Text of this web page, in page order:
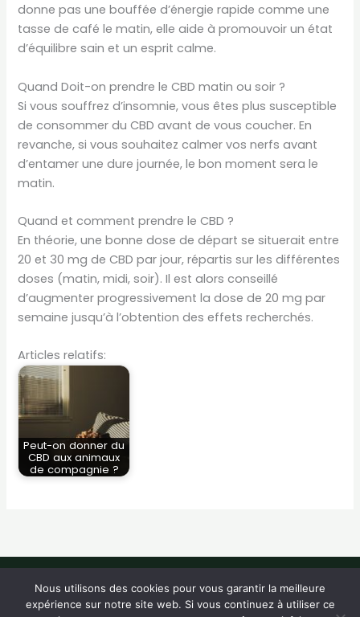
donne pas une bouffée d’énergie rapide comme une
tasse de café le matin, elle aide à promouvoir un état
d’équilibre sain et un esprit calme.
Quand Doit-on prendre le CBD matin ou soir ?
Si vous souffrez d’insomnie, vous êtes plus susceptible
de consommer du CBD avant de vous coucher. En
revanche, si vous souhaitez calmer vos nerfs avant
d’entamer une dure journée, le bon moment sera le
matin.
Quand et comment prendre le CBD ?
En théorie, une bonne dose de départ se situerait entre
20 et 30 mg de CBD par jour, répartis sur les différentes
doses (matin, midi, soir). Il est alors conseillé
d’augmenter progressivement la dose de 20 mg par
semaine jusqu’à l’obtention des effets recherchés.
Articles relatifs:
Peut-on donner du
CBD aux animaux
de compagnie ?
Copyright © 2026 Fawn CBD - Contact - Mentions Légales
Création Anaxandridas
Nous utilisons des cookies pour vous garantir la meilleure
expérience sur notre site web. Si vous continuez à utiliser ce